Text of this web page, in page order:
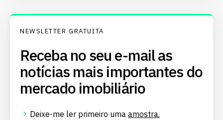
NEWSLETTER GRATUITA
Receba no seu e-mail as
notícias mais importantes do
mercado imobiliário
Deixe-me ler primeiro uma amostra.